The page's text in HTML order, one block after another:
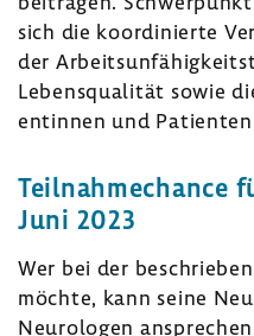
sich die koor­di­nierte
der
Lebens­qua­lität sowie
en­tinnen und
Teil­nah­me­chance
Juni 2023
Wer bei der
möchte, kann seine
Neuro­logen